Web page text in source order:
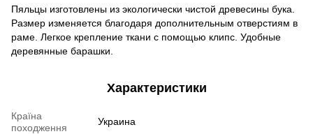
Пяльцы изготовлены из экологически чистой древесины бука.
Размер изменяется благодаря дополнительным отверстиям в
раме. Легкое крепление ткани с помощью клипс. Удобные
деревянные барашки.
Характеристики
Країна
походження
Украина